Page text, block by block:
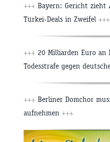
+++ Bayern: Gericht zieht
Türkei-Deals in Zweifel +++
+++ 20 Milliarden Euro
Todesstrafe gegen
+++ Berliner Domchor
aufnehmen +++